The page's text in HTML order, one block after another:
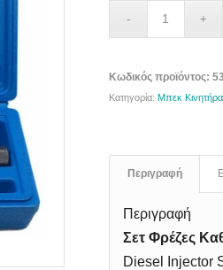
Κωδικός προϊόντος:
Κατηγορία: Μπεκ Κινητήρα
Περιγραφή
Περιγραφή
Σετ Φρέζες
Diesel Injector